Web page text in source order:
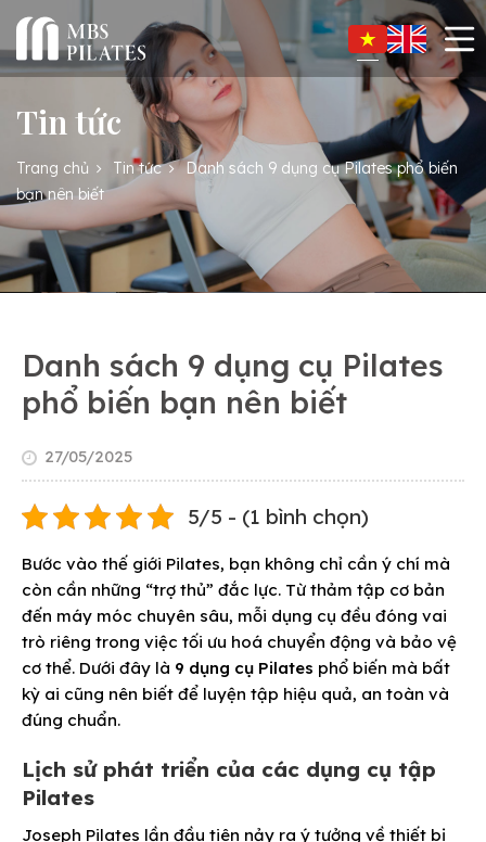
Tin tức
Trang chủ Tin tức
Danh sách 9 dụng cụ Pilates phổ biến
bạn nên biết
Danh sách 9 dụng cụ Pilates
phổ biến bạn nên biết
27/05/2025
5/5 - (1 bình chọn)
Bước vào thế giới Pilates, bạn không chỉ cần ý chí mà
còn cần những “trợ thủ” đắc lực. Từ thảm tập cơ bản
đến máy móc chuyên sâu, mỗi dụng cụ đều đóng vai
trò riêng trong việc tối ưu hoá chuyển động và bảo vệ
cơ thể. Dưới đây là 9 dụng cụ Pilates phổ biến mà bất
kỳ ai cũng nên biết để luyện tập hiệu quả, an toàn và
đúng chuẩn.
Lịch sử phát triển của các dụng cụ tập
Pilates
Joseph Pilates lần đầu tiên nảy ra ý tưởng về thiết bị